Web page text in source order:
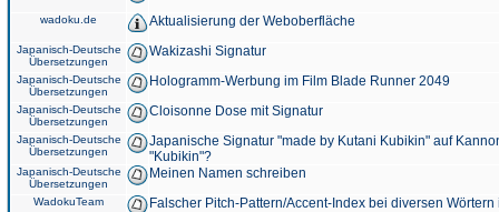
wadoku.de Aktualisierung der Weboberfläche
Japanisch-Deutsche
Übersetzungen
Wakizashi Signatur
Japanisch-Deutsche
Übersetzungen
Hologramm-Werbung im Film Blade Runner 2049
Japanisch-Deutsche
Übersetzungen
Cloisonne Dose mit Signatur
Japanisch-Deutsche
Übersetzungen
Japanische Signatur "made by Kutani Kubikin" auf
"Kubikin"?
Japanisch-Deutsche
Übersetzungen
Meinen Namen schreiben
WadokuTeam Falscher Pitch-Pattern/Accent-Index bei diversen